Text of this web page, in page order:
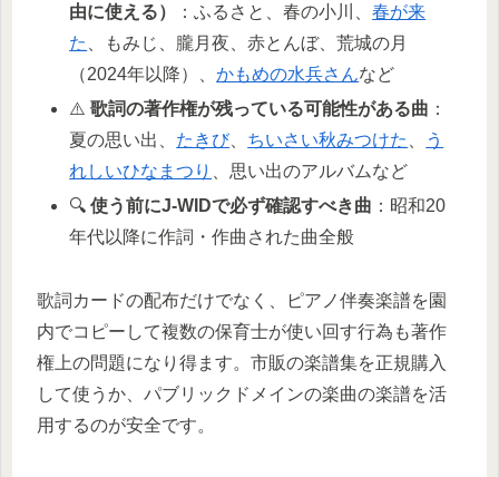
由に使える）
：ふるさと、春の小川、春が来
た
、もみじ、朧月夜、赤とんぼ、荒城の月
（2024年以降）、かもめの水兵さんなど
⚠️歌詞の著作権が残っている可能性がある曲 ：
夏の思い出、 たきび、 ちいさい秋みつけた
う
れしいひなまつり
、思い出のアルバムなど
🔍使う前にJ-WIDで必ず確認すべき曲 ：昭和20
年代以降に作詞・作曲された曲全般
歌詞カードの配布だけでなく、ピアノ伴奏楽譜を園
内でコピーして複数の保育士が使い回す行為も著作
権上の問題になり得ます。市販の楽譜集を正規購入
して使うか、パブリックドメインの楽曲の楽譜を活
用するのが安全です。